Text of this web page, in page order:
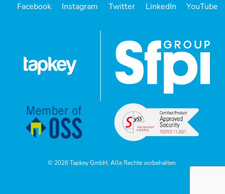
Facebook Instagram Twitter LinkedIn YouTube
© 2026 Tapkey GmbH. Alle Rechte vorbehalten.